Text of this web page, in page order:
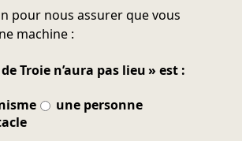
pour nous assurer que vous
machine :
Troie n’aura pas lieu » est :
une personne